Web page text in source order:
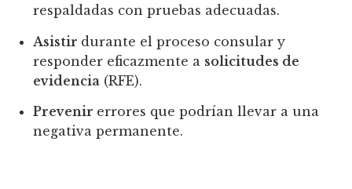
respaldadas con pruebas adecuadas.
Asistir durante el proceso consular y
responder eficazmente a solicitudes de
evidencia (RFE).
Prevenir errores que podrían llevar a una
negativa permanente.